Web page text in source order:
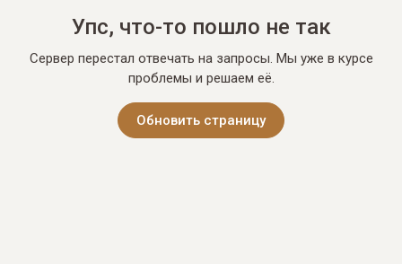
Упс, что-то пошло не так
Сервер перестал отвечать на запросы. Мы уже в курсе
проблемы и решаем её.
Обновить страницу